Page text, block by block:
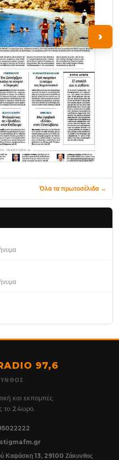
›
Όλα τα πρωτοσέλιδα →
97,6
και εκπομπές
το 24ωρο.
Καψάσκη 13, 29100 Ζάκυνθος